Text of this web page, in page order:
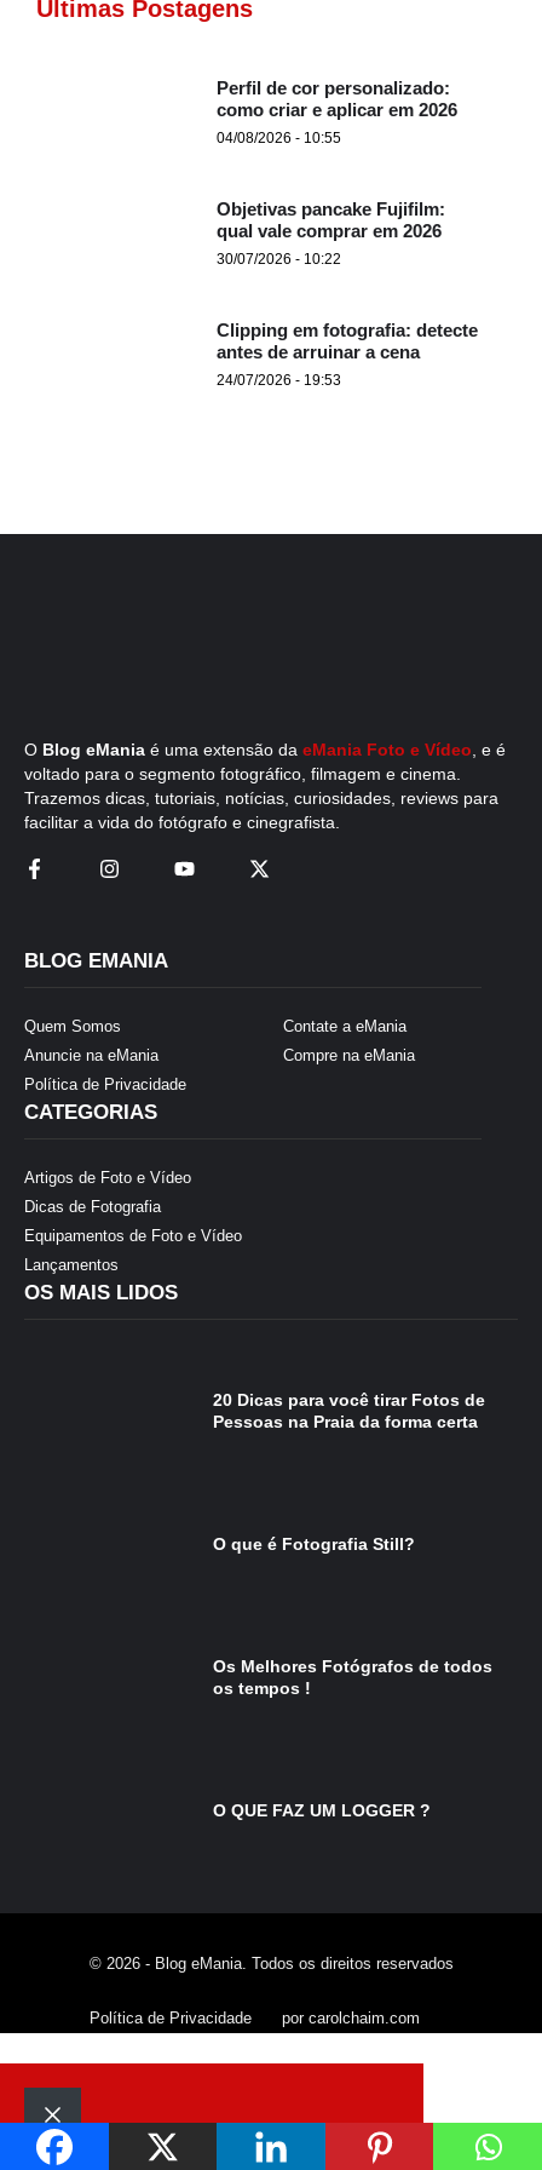
Últimas Postagens
Perfil de cor personalizado:
como criar e aplicar em 2026
04/08/2026 - 10:55
Objetivas pancake Fujifilm:
qual vale comprar em 2026
30/07/2026 - 10:22
Clipping em fotografia: detecte
antes de arruinar a cena
24/07/2026 - 19:53
O Blog eMania é uma extensão da eMania Foto e Vídeo, e é
voltado para o segmento fotográfico, filmagem e cinema.
Trazemos dicas, tutoriais, notícias, curiosidades, reviews para
facilitar a vida do fotógrafo e cinegrafista.
BLOG EMANIA
Quem Somos
Anuncie na eMania
Política de Privacidade
Contate a eMania
Compre na eMania
CATEGORIAS
Artigos de Foto e Vídeo
Dicas de Fotografia
Equipamentos de Foto e Vídeo
Lançamentos
OS MAIS LIDOS
20 Dicas para você tirar Fotos de
Pessoas na Praia da forma certa
O que é Fotografia Still?
Os Melhores Fotógrafos de todos
os tempos !
O QUE FAZ UM LOGGER ?
© 2026 - Blog eMania. Todos os direitos reservados
Política de Privacidade por carolchaim.com
Fechar
Pesquisar